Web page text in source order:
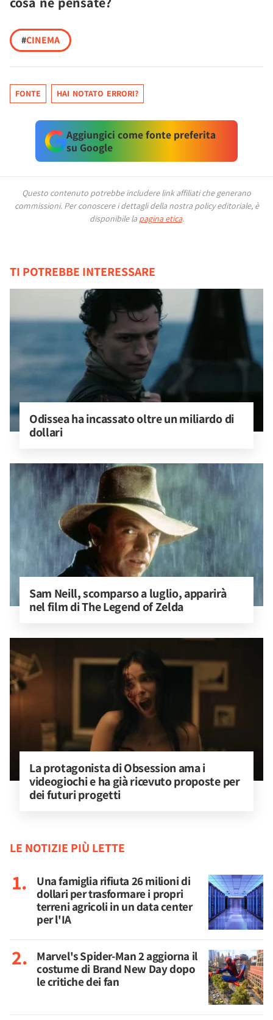
#CINEMA
FONTE HAI NOTATO ERRORI?
Aggiungici come fonte preferita
su Google
Questo contenuto potrebbe includere link affiliati che generano
commissioni. Per conoscere i dettagli della nostra policy editoriale, è
disponibile la pagina etica.
TI POTREBBE INTERESSARE
Odissea ha incassato oltre un miliardo di
dollari
Sam Neill, scomparso a luglio, apparirà
nel film di The Legend of Zelda
La protagonista di Obsession ama i
videogiochi e ha già ricevuto proposte per
dei futuri progetti
LE NOTIZIE PIÙ LETTE
Una famiglia rifiuta 26 milioni di
dollari per trasformare i propri
terreni agricoli in un data center
per l'IA
Marvel's Spider-Man 2 aggiorna il
costume di Brand New Day dopo
le critiche dei fan